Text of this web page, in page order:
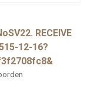
RECEIVE
12-16?